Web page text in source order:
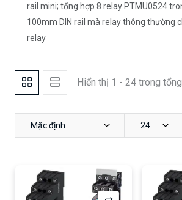
rail mini; tổng hợp 8 relay PTMU0524
100mm DIN rail mà relay thông thường
relay
Hiển thị 1 - 24 trong
Mặc định 24